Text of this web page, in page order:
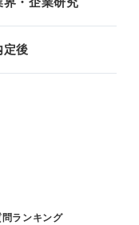
定後
問ランキング